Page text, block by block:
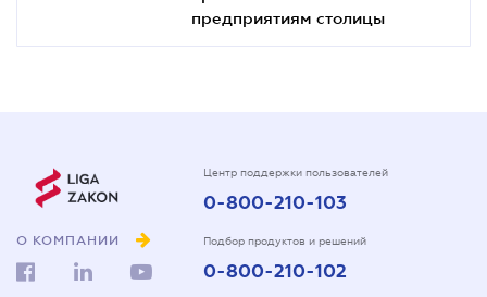
предприятиям столицы
О КОМПАНИИ
Центр поддержки пользователей
0-800-210-103
Подбор продуктов и решений
0-800-210-102